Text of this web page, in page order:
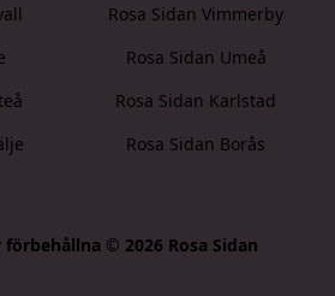
Rosa Sidan Vimmerby
Rosa Sidan Umeå
Rosa Sidan Karlstad
Rosa Sidan Borås
© 2026 Rosa Sidan